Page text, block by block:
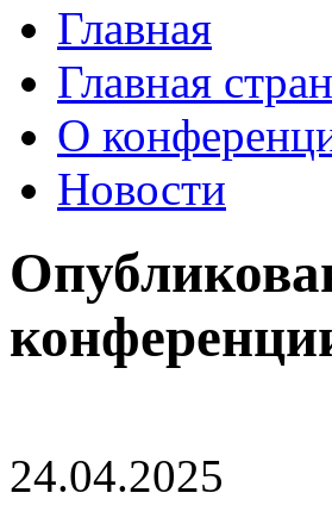
Главная
Главная
О
Новости
24.04.2025